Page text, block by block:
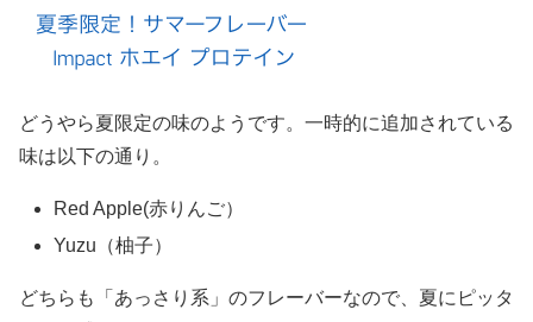
どうやら夏限定の味のようです。一時的に追加されている
味は以下の通り。
Red Apple(赤りんご）
Yuzu（柚子）
どちらも「あっさり系」のフレーバーなので、夏にピッタ